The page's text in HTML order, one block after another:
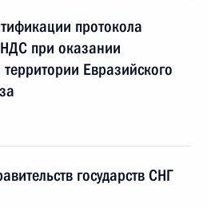
протокола
при оказании
территории Евразийского
государств СНГ